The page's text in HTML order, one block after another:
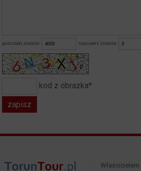
pozostało znaków: napisałeś znaków:
kod z obrazka*